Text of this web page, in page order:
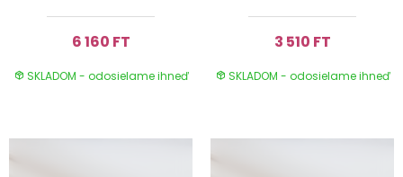
6 160 FT
SKLADOM - odosielame ihneď
3 510 FT
SKLADOM - odosielame ihneď